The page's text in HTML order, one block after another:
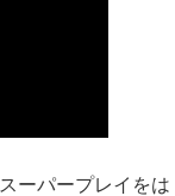
ーパープレイをは